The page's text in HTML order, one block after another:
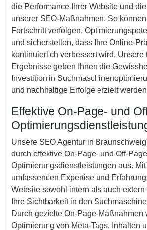
die Performance Ihrer Website und
unserer SEO-Maßnahmen. So
Fortschritt verfolgen,
und sicherstellen, dass Ihre Online-
kontinuierlich verbessert wird. Unsere
Ergebnisse geben Ihnen die
Investition in
und nachhaltige Erfolge erzielt
Effektive On-Page- und
Unsere SEO Agentur in
durch effektive On-Page- und Off-
Optimierungsdienstleistungen aus.
umfassenden Expertise und
Website sowohl intern als auch extern
Ihre Sichtbarkeit in den
Durch gezielte On-Page-Maßnahmen
Optimierung von Meta-Tags, Inhalten